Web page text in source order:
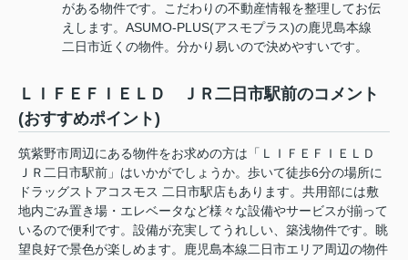
がある物件です。こだわりの不動産情報を整理してお伝
えします。ASUMO-PLUS(アスモプラス)の鹿児島本線
二日市近くの物件。分かり易いので決めやすいです。
ＬＩＦＥＦＩＥＬＤ ＪＲ二日市駅前のコメント
(おすすめポイント)
筑紫野市周辺にある物件をお求めの方は「ＬＩＦＥＦＩＥＬＤ
ＪＲ二日市駅前」はいかがでしょうか。歩いて徒歩6分の場所に
ドラッグストアコスモス 二日市駅店もあります。共用部には敷
地内ごみ置き場・エレベータなど様々な設備やサービスが揃って
いるので便利です。設備が充実してうれしい、築浅物件です。眺
望良好で景色が楽しめます。鹿児島本線二日市エリア周辺の物件